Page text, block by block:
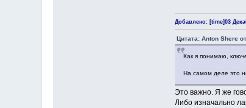
Добавлено: [time]03
Цитата: Anton Shere
Как я понимаю,
На самом деле это
Это важно. Я же
Либо изначально